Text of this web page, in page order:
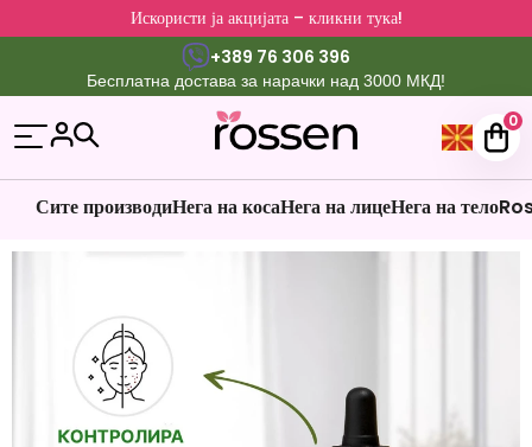
Искористи ја акцијата – кликни тука!
+389 76 306 396
Бесплатна достава за нарачки над 3000 МКД!
0
Сите производиНега на косаНега на лицеНега на тело